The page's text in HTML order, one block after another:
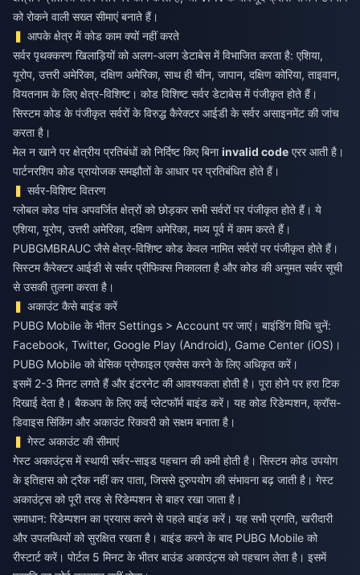
को रोकने वाली सख्त सीमाएं बनाते हैं।
आपके क्षेत्र में कोड काम क्यों नहीं करते
सर्वर पृथक्करण खिलाड़ियों को अलग-अलग डेटाबेस में विभाजित करता है: एशिया,
यूरोप, उत्तरी अमेरिका, दक्षिण अमेरिका, साथ ही चीन, जापान, दक्षिण कोरिया, ताइवान,
वियतनाम के लिए क्षेत्र-विशिष्ट। कोड विशिष्ट सर्वर डेटाबेस में पंजीकृत होते हैं।
सिस्टम कोड के पंजीकृत सर्वरों के विरुद्ध कैरेक्टर आईडी के सर्वर असाइनमेंट की जांच
करता है।
मेल न खाने पर क्षेत्रीय प्रतिबंधों को निर्दिष्ट किए बिनाinvalid code एरर आती है।
पार्टनरशिप कोड प्रायोजक समझौतों के आधार पर प्रतिबंधित होते हैं।
सर्वर-विशिष्ट वितरण
ग्लोबल कोड पांच अपवर्जित क्षेत्रों को छोड़कर सभी सर्वरों पर पंजीकृत होते हैं। ये
एशिया, यूरोप, उत्तरी अमेरिका, दक्षिण अमेरिका, मध्य पूर्व में काम करते हैं।
PUBGMBRAUC जैसे क्षेत्र-विशिष्ट कोड केवल नामित सर्वरों पर पंजीकृत होते हैं।
सिस्टम कैरेक्टर आईडी से सर्वर प्रीफिक्स निकालता है और कोड की अनुमत सर्वर सूची
से उसकी तुलना करता है।
अकाउंट कैसे बाइंड करें
PUBG Mobile के भीतर Settings > Account पर जाएं। बाइंडिंग विधि चुनें:
Facebook, Twitter, Google Play (Android), Game Center (iOS)।
PUBG Mobile को बेसिक प्रोफाइल एक्सेस करने के लिए अधिकृत करें।
इसमें 2-3 मिनट लगते हैं और इंटरनेट की आवश्यकता होती है। पूरा होने पर हरा टिक
दिखाई देता है। बैकअप के लिए कई प्लेटफॉर्म बाइंड करें। यह कोड रिडेम्पशन, क्रॉस-
डिवाइस सिंकिंग और अकाउंट रिकवरी को सक्षम बनाता है।
गेस्ट अकाउंट की सीमाएं
गेस्ट अकाउंट्स में स्थायी सर्वर-साइड पहचान की कमी होती है। सिस्टम कोड उपयोग
के इतिहास को ट्रैक नहीं कर पाता, जिससे दुरुपयोग की संभावना बढ़ जाती है। गेस्ट
अकाउंट्स को पूरी तरह से रिडेम्पशन से बाहर रखा जाता है।
समाधान: रिडेम्पशन का प्रयास करने से पहले बाइंड करें। यह सभी प्रगति, खरीदारी
और उपलब्धियों को सुरक्षित रखता है। बाइंड करने के बाद PUBG Mobile को
रीस्टार्ट करें। पोर्टल 5 मिनट के भीतर बाउंड अकाउंट्स को पहचान लेता है। इसमें